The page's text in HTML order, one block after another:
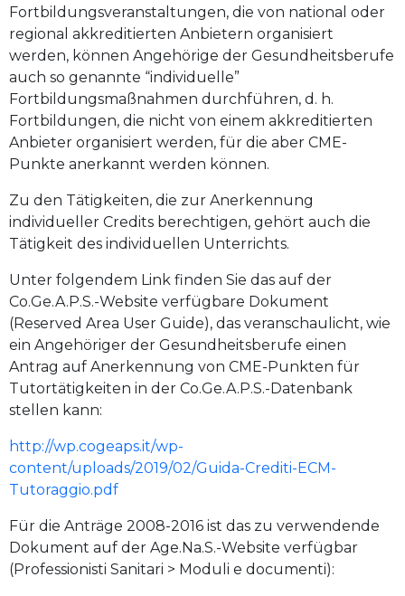
Fortbildungsveranstaltungen, die von national oder
regional akkreditierten Anbietern organisiert
werden, können Angehörige der Gesundheitsberufe
auch so genannte “individuelle”
Fortbildungsmaßnahmen durchführen, d. h.
Fortbildungen, die nicht von einem akkreditierten
Anbieter organisiert werden, für die aber CME-
Punkte anerkannt werden können.
Zu den Tätigkeiten, die zur Anerkennung
individueller Credits berechtigen, gehört auch die
Tätigkeit des individuellen Unterrichts.
Unter folgendem Link finden Sie das auf der
Co.Ge.A.P.S.-Website verfügbare Dokument
(Reserved Area User Guide), das veranschaulicht, wie
ein Angehöriger der Gesundheitsberufe einen
Antrag auf Anerkennung von CME-Punkten für
Tutortätigkeiten in der Co.Ge.A.P.S.-Datenbank
stellen kann:
http://wp.cogeaps.it/wp-
content/uploads/2019/02/Guida-Crediti-ECM-
Tutoraggio.pdf
Für die Anträge 2008-2016 ist das zu verwendende
Dokument auf der Age.Na.S.-Website verfügbar
(Professionisti Sanitari > Moduli e documenti):